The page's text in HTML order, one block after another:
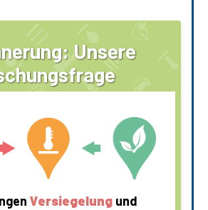
Unsere
Versiegelungund